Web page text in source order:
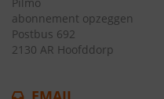
abonnement opzeggen
Postbus 692
2130 AR Hoofddorp